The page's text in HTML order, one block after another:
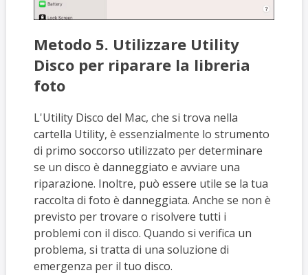
Metodo 5. Utilizzare Utility
Disco per riparare la libreria
foto
L'Utility Disco del Mac, che si trova nella
cartella Utility, è essenzialmente lo strumento
di primo soccorso utilizzato per determinare
se un disco è danneggiato e avviare una
riparazione. Inoltre, può essere utile se la tua
raccolta di foto è danneggiata. Anche se non è
previsto per trovare o risolvere tutti i
problemi con il disco. Quando si verifica un
problema, si tratta di una soluzione di
emergenza per il tuo disco.